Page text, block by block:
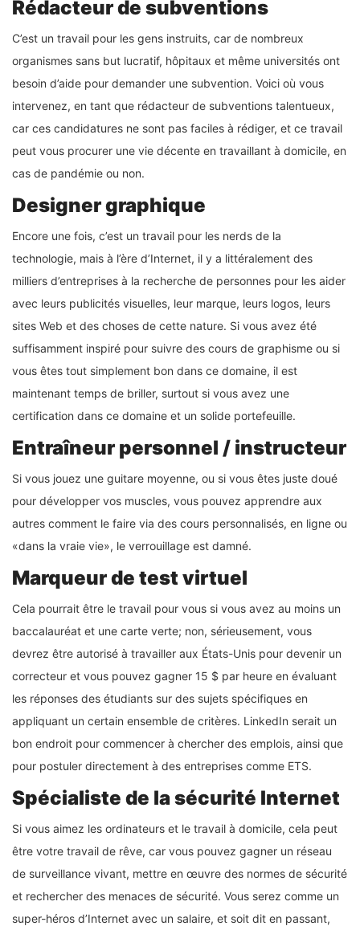
Rédacteur de subventions
C’est un travail pour les gens instruits, car de nombreux
organismes sans but lucratif, hôpitaux et même universités ont
besoin d’aide pour demander une subvention. Voici où vous
intervenez, en tant que rédacteur de subventions talentueux,
car ces candidatures ne sont pas faciles à rédiger, et ce travail
peut vous procurer une vie décente en travaillant à domicile, en
cas de pandémie ou non.
Designer graphique
Encore une fois, c’est un travail pour les nerds de la
technologie, mais à l’ère d’Internet, il y a littéralement des
milliers d’entreprises à la recherche de personnes pour les aider
avec leurs publicités visuelles, leur marque, leurs logos, leurs
sites Web et des choses de cette nature. Si vous avez été
suffisamment inspiré pour suivre des cours de graphisme ou si
vous êtes tout simplement bon dans ce domaine, il est
maintenant temps de briller, surtout si vous avez une
certification dans ce domaine et un solide portefeuille.
Entraîneur personnel / instructeur
Si vous jouez une guitare moyenne, ou si vous êtes juste doué
pour développer vos muscles, vous pouvez apprendre aux
autres comment le faire via des cours personnalisés, en ligne ou
«dans la vraie vie», le verrouillage est damné.
Marqueur de test virtuel
Cela pourrait être le travail pour vous si vous avez au moins un
baccalauréat et une carte verte; non, sérieusement, vous
devrez être autorisé à travailler aux États-Unis pour devenir un
correcteur et vous pouvez gagner 15 $ par heure en évaluant
les réponses des étudiants sur des sujets spécifiques en
appliquant un certain ensemble de critères. LinkedIn serait un
bon endroit pour commencer à chercher des emplois, ainsi que
pour postuler directement à des entreprises comme ETS.
Spécialiste de la sécurité Internet
Si vous aimez les ordinateurs et le travail à domicile, cela peut
être votre travail de rêve, car vous pouvez gagner un réseau
de surveillance vivant, mettre en œuvre des normes de sécurité
et rechercher des menaces de sécurité. Vous serez comme un
super-héros d’Internet avec un salaire, et soit dit en passant,